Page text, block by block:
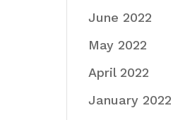
June 2022
May 2022
April 2022
January 2022